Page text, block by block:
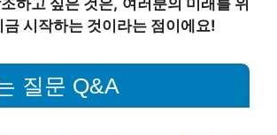
하고 싶은 것은, 여러분의 미래를 위
금 시작하는 것이라는 점이에요!
질문 Q&A